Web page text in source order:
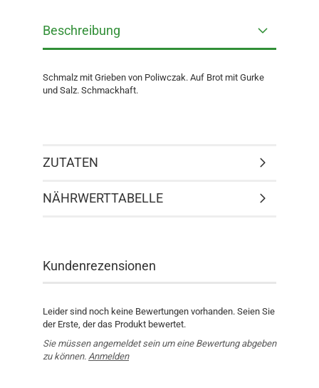
Beschreibung
Schmalz mit Grieben von Poliwczak. Auf Brot mit Gurke
und Salz. Schmackhaft.
ZUTATEN
NÄHRWERTTABELLE
Kundenrezensionen
Leider sind noch keine Bewertungen vorhanden. Seien Sie
der Erste, der das Produkt bewertet.
Sie müssen angemeldet sein um eine Bewertung abgeben
zu können. Anmelden